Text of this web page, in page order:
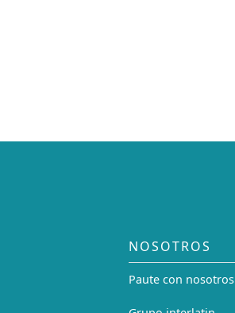
NOSOTROS
Paute con nosotros